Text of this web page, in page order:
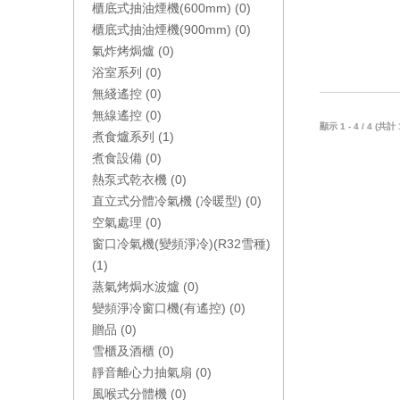
櫃底式抽油煙機(600mm) (0)
櫃底式抽油煙機(900mm) (0)
氣炸烤焗爐 (0)
浴室系列 (0)
無綫遙控 (0)
無線遙控 (0)
煮食爐系列 (1)
煮食設備 (0)
熱泵式乾衣機 (0)
直立式分體冷氣機 (冷暖型) (0)
空氣處理 (0)
窗口冷氣機(變頻淨冷)(R32雪種)
(1)
蒸氣烤焗水波爐 (0)
變頻淨冷窗口機(有遙控) (0)
贈品 (0)
雪櫃及酒櫃 (0)
靜音離心力抽氣扇 (0)
風喉式分體機 (0)
顯示 1 - 4 / 4 (共計